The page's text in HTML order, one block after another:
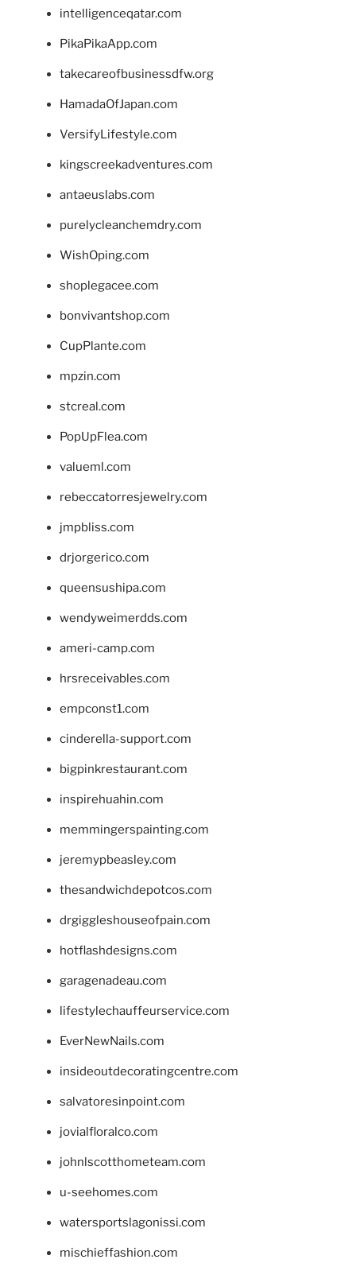
intelligenceqatar.com
PikaPikaApp.com
takecareofbusinessdfw.org
HamadaOfJapan.com
VersifyLifestyle.com
kingscreekadventures.com
antaeuslabs.com
purelycleanchemdry.com
WishOping.com
shoplegacee.com
bonvivantshop.com
CupPlante.com
mpzin.com
stcreal.com
PopUpFlea.com
valueml.com
rebeccatorresjewelry.com
jmpbliss.com
drjorgerico.com
queensushipa.com
wendyweimerdds.com
ameri-camp.com
hrsreceivables.com
empconst1.com
cinderella-support.com
bigpinkrestaurant.com
inspirehuahin.com
memmingerspainting.com
jeremypbeasley.com
thesandwichdepotcos.com
drgiggleshouseofpain.com
hotflashdesigns.com
garagenadeau.com
lifestylechauffeurservice.com
EverNewNails.com
insideoutdecoratingcentre.com
salvatoresinpoint.com
jovialfloralco.com
johnlscotthometeam.com
u-seehomes.com
watersportslagonissi.com
mischieffashion.com